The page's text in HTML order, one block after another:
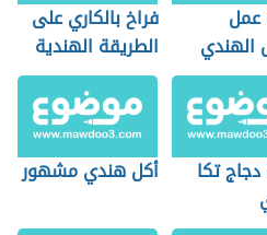
عمل
الهندي
فراخ بالكاري على
الطريقة الهندية
تكا
أكل هندي مشهور